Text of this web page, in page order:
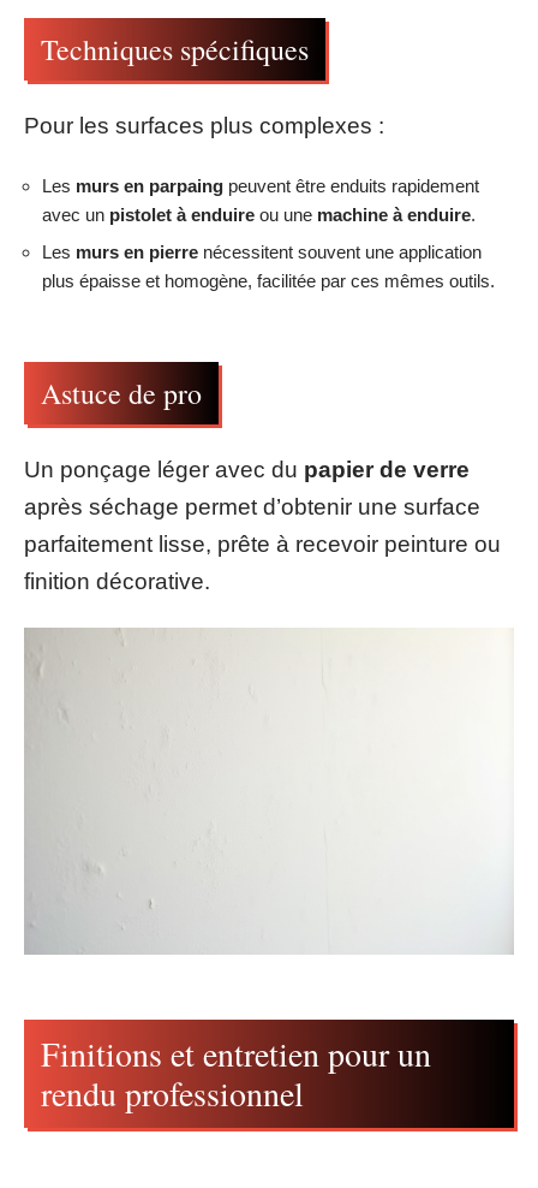
Techniques spécifiques
Pour les surfaces plus complexes :
Les murs en parpaing peuvent être enduits rapidement
avec un pistolet à enduire ou une machine à enduire.
Les murs en pierre nécessitent souvent une application
plus épaisse et homogène, facilitée par ces mêmes outils.
Astuce de pro
Un ponçage léger avec du papier de verre
après séchage permet d’obtenir une surface
parfaitement lisse, prête à recevoir peinture ou
finition décorative.
Finitions et entretien pour un
rendu professionnel